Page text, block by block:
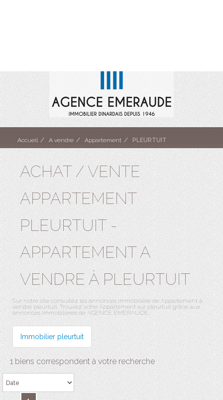
Accueil A vendre Appartement PLEURTUIT
ACHAT / VENTE
APPARTEMENT
PLEURTUIT -
APPARTEMENT A
VENDRE À PLEURTUIT
Sur notre site consultez les annonces immobilière de Appartement à
vendre pleurtuit. Trouvez votre Appartement sur pleurtuit grâce aux
annonces immobilières de AGENCE EMERAUDE.
Immobilier pleurtuit
1 biens correspondent à votre recherche